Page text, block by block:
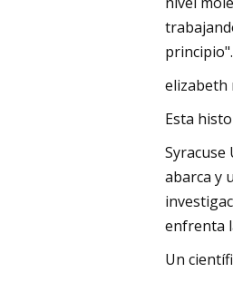
principio".
elizabeth
Esta
Syracuse
abarca y
enfrenta
Un